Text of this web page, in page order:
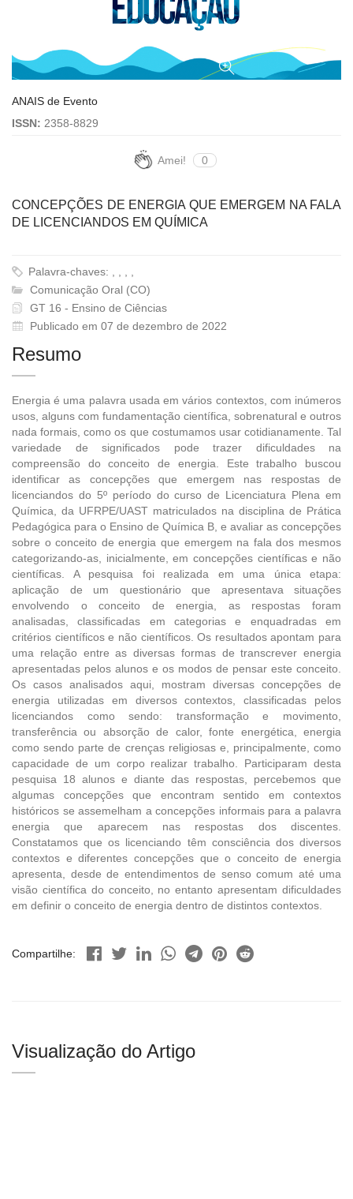
ANAIS de Evento
ISSN: 2358-8829
Amei! 0
CONCEPÇÕES DE ENERGIA QUE EMERGEM NA FALA
DE LICENCIANDOS EM QUÍMICA
Palavra-chaves: , , , ,
Comunicação Oral (CO)
GT 16 - Ensino de Ciências
Publicado em 07 de dezembro de 2022
Resumo
Energia é uma palavra usada em vários contextos, com inúmeros
usos, alguns com fundamentação científica, sobrenatural e outros
nada formais, como os que costumamos usar cotidianamente. Tal
variedade de significados pode trazer dificuldades na
compreensão do conceito de energia. Este trabalho buscou
identificar as concepções que emergem nas respostas de
licenciandos do 5º período do curso de Licenciatura Plena em
Química, da UFRPE/UAST matriculados na disciplina de Prática
Pedagógica para o Ensino de Química B, e avaliar as concepções
sobre o conceito de energia que emergem na fala dos mesmos
categorizando-as, inicialmente, em concepções científicas e não
científicas. A pesquisa foi realizada em uma única etapa:
aplicação de um questionário que apresentava situações
envolvendo o conceito de energia, as respostas foram
analisadas, classificadas em categorias e enquadradas em
critérios científicos e não científicos. Os resultados apontam para
uma relação entre as diversas formas de transcrever energia
apresentadas pelos alunos e os modos de pensar este conceito.
Os casos analisados aqui, mostram diversas concepções de
energia utilizadas em diversos contextos, classificadas pelos
licenciandos como sendo: transformação e movimento,
transferência ou absorção de calor, fonte energética, energia
como sendo parte de crenças religiosas e, principalmente, como
capacidade de um corpo realizar trabalho. Participaram desta
pesquisa 18 alunos e diante das respostas, percebemos que
algumas concepções que encontram sentido em contextos
históricos se assemelham a concepções informais para a palavra
energia que aparecem nas respostas dos discentes.
Constatamos que os licenciando têm consciência dos diversos
contextos e diferentes concepções que o conceito de energia
apresenta, desde de entendimentos de senso comum até uma
visão científica do conceito, no entanto apresentam dificuldades
em definir o conceito de energia dentro de distintos contextos.
Compartilhe:
Visualização do Artigo